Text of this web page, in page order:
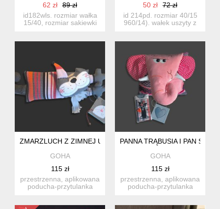
62 zł
89 zł
id182wls. rozmiar wałka
15/40, rozmiar sakiewki
50 zł
72 zł
id 214pd. rozmiar 40/15
960/14). wałek uszyty z
ZMARZLUCH Z ZIMNEJ ULICZKI
GOHA
115 zł
przestrzenna, aplikowana
poducha-przytulanka
PANNA TRĄBUSIA I PAN
GOHA
115 zł
przestrzenna, aplikowana
poducha-przytulanka